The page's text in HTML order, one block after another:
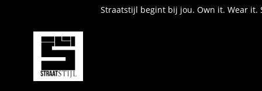
Straatstijl begint bij jou. Own it. Wear it. Shop now!